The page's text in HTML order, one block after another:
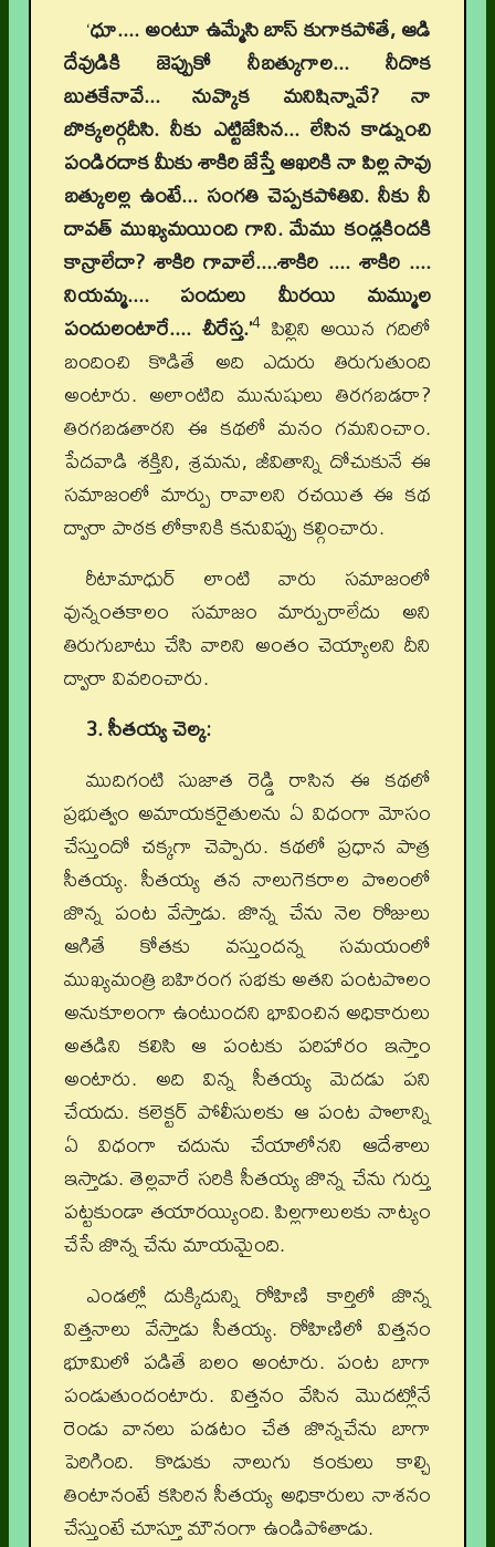
‘ధూ.... అంటూ ఉమ్మేసి బాస్‌ కుగాకపోతే, ఆడి
దేవుడికి జెప్పుకో నీబత్కుగాల... నీదొక
బుతకేనావే... నువ్కొక మనిషిన్నావే? నా
బొక్కలర్గదీసి. నీకు ఎట్టిజేసిన... లేసిన కాడ్నుంచి
పండిరదాక మీకు శాకిరి జేస్తే ఆఖరికి నా పిల్ల సావు
బత్కులల్ల ఉంటే... సంగతి చెప్పకపోతివి. నీకు నీ
దావత్‌ ముఖ్యమయింది గాని. మేము కండ్లకిందకి
కాన్రాలేదా? శాకిరి గావాలే....శాకిరి .... శాకిరి ....
నియమ్మ.... పందులు మీరయి మమ్ముల
పందులంటారే.... చీరేస్త.’4పిల్లిని అయిన గదిలో
బందించి కొడితే అది ఎదురు తిరుగుతుంది
అంటారు. అలాంటిది మునుషులు తిరగబడరా?
తిరగబడతారని ఈ కథలో మనం గమనించాం.
పేదవాడి శక్తిని, శ్రమను, జీవితాన్ని దోచుకునే ఈ
సమాజంలో మార్పు రావాలని రచయిత ఈ కథ
ద్వారా పాఠక లోకానికి కనువిప్పు కల్గించారు.
రీటామాధుర్‌ లాంటి వారు సమాజంలో
వున్నంతకాలం సమాజం మార్పురాలేదు అని
తిరుగుబాటు చేసి వారిని అంతం చెయ్యాలని దీని
ద్వారా వివరించారు.
3. సీతయ్య చెల్క:
ముదిగంటి సుజాత రెడ్డి రాసిన ఈ కథలో
ప్రభుత్వం అమాయకరైతులను ఏ విధంగా మోసం
చేస్తుందో చక్కగా చెప్పారు. కథలో ప్రధాన పాత్ర
సీతయ్య. సీతయ్య తన నాలుగెకరాల పొలంలో
జొన్న పంట వేస్తాడు. జొన్న చేను నెల రోజులు
ఆగితే కోతకు వస్తుందన్న సమయంలో
ముఖ్యమంత్రి బహిరంగ సభకు అతని పంటపొలం
అనుకూలంగా ఉంటుందని భావించిన అధికారులు
అతడిని కలిసి ఆ పంటకు పరిహారం ఇస్తాం
అంటారు. అది విన్న సీతయ్య మెదడు పని
చేయదు. కలెక్టర్‌ పోలీసులకు ఆ పంట పొలాన్ని
ఏ విధంగా చదును చేయాలోనని ఆదేశాలు
ఇస్తాడు. తెల్లవారే సరికి సీతయ్య జొన్న చేను గుర్తు
పట్టకుండా తయారయ్యింది. పిల్లగాలులకు నాట్యం
చేసే జొన్న చేను మాయమైంది.
ఎండల్లో దుక్కిదున్ని రోహిణి కార్తిలో జొన్న
విత్తనాలు వేస్తాడు సీతయ్య. రోహిణిలో విత్తనం
భూమిలో పడితే బలం అంటారు. పంట బాగా
పండుతుందంటారు. విత్తనం వేసిన మొదట్లోనే
రెండు వానలు పడటం చేత జొన్నచేను బాగా
పెరిగింది. కొడుకు నాలుగు కంకులు కాల్చి
తింటానంటే కసిరిన సీతయ్య అధికారులు నాశనం
చేస్తుంటే చూస్తూ మౌనంగా ఉండిపోతాడు.